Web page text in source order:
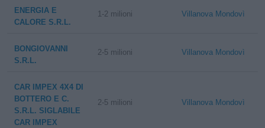
ENERGIA E
CALORE S.R.L.
1-2 milioni Villanova Mondovì
BONGIOVANNI
S.R.L.
2-5 milioni Villanova Mondovì
CAR IMPEX 4X4 DI
BOTTERO E C.
S.R.L. SIGLABILE
CAR IMPEX
2-5 milioni Villanova Mondovì